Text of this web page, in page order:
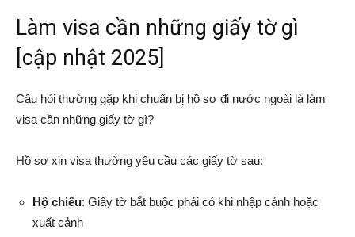
Làm visa cần những giấy tờ gì
[cập nhật 2025]
Câu hỏi thường gặp khi chuẩn bị hồ sơ đi nước ngoài là làm
visa cần những giấy tờ gì?
Hồ sơ xin visa thường yêu cầu các giấy tờ sau:
Hộ chiếu: Giấy tờ bắt buộc phải có khi nhập cảnh hoặc
xuất cảnh